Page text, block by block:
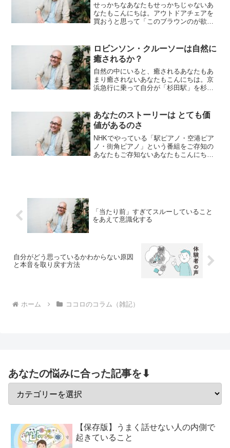
せっかちなあなたもせっかちじゃないあ
なたもこんにちは。アウトドアチェアを
買おうと思って「このブラウンのが欲し
理由を言ってしまったら、「今後、杉田
家には、ブラウン系の色の...
ロビンソン・クルーソーは自然に
癒されるか？
自然の中にいると、癒されるあなたもあ
まり癒されないあなたもこんにちは。京
浜急行に乗って自分が「杉田駅」を杉田
こんな話をお聞きしました。Ａさんは、
仕事場では少し話をする...
あなたのストーリーは とても価
値があるのさ
NHKでやっている「駅ピアノ・空港ピア
ノ・街角ピアノ」という番組をご存知の
あなたもご存知ないあなたもこんにち
「当たり前」すぎてスルーしていること
をあえて意識化する
自分がどう思っているかわからない原因
と本音を取り戻す方法
ホーム ココロのコラム（雑記）
あなたの悩みに合った記事を⬇
【保存版】うまく話せない人の内側で
起きていること